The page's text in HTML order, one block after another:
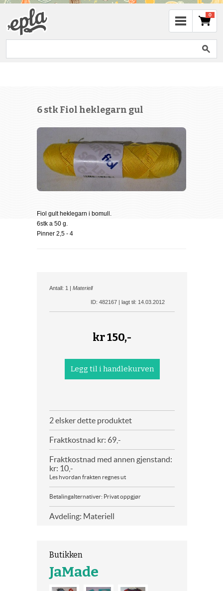
0
6 stk Fiol heklegarn gul
Fiol gult heklegarn i bomull.
6stk a 50 g.
Pinner 2,5 - 4
Antall: 1 | Materiell
ID: 482167 | lagt til: 14.03.2012
kr150,-
2 elsker dette produktet
Fraktkostnad kr: 69,-
Fraktkostnad med annen gjenstand:
kr: 10,-
Les hvordan frakten regnes ut
Betalingalternativer: Privat oppgjør
Avdeling: Materiell
Butikken
JaMade